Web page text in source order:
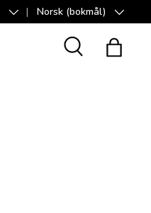
SpråkNorsk (bokmål)
Suche